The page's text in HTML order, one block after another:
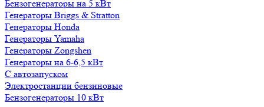
Бензогенераторы на 5 кВт
Генераторы Briggs & Stratton
Генераторы Honda
Генераторы Yamaha
Генераторы Zongshen
Генераторы на 6-6,5 кВт
С автозапуском
Электростанции бензиновые
Бензогенераторы 10 кВт